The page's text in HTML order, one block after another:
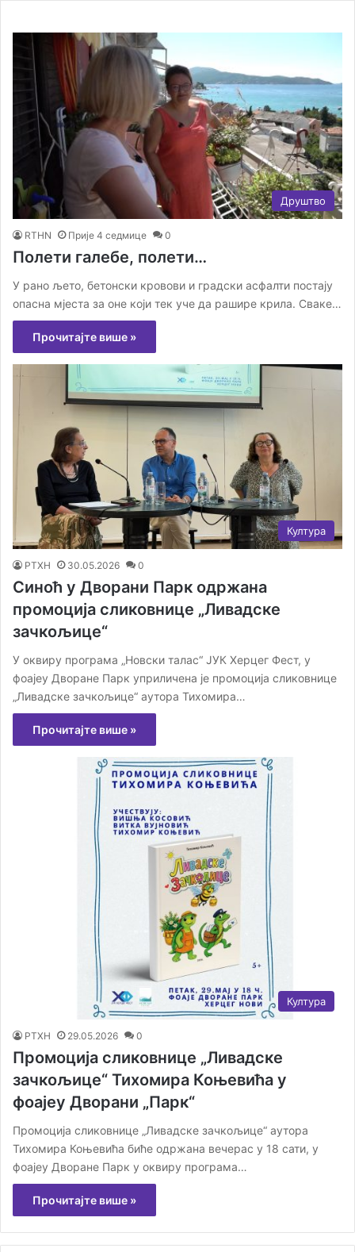
Друштво
RTHN Прије 4 седмице 0
Полети галебе, полети…
У рано љето, бетонски кровови и градски асфалти постају
опасна мјеста за оне који тек уче да рашире крила. Сваке…
Прочитајте више »
Култура
РТХН 30.05.2026 0
Синоћ у Дворани Парк одржана
промоција сликовнице „Ливадске
зачкољице“
У оквиру програма „Новски талас“ ЈУК Херцег Фест, у
фоајеу Дворане Парк уприличена је промоција сликовнице
„Ливадске зачкољице“ аутора Тихомира…
Прочитајте више »
Култура
РТХН 29.05.2026 0
Промоција сликовнице „Ливадске
зачкољице“ Тихомира Коњевића у
фоајеу Дворани „Парк“
Промоција сликовнице „Ливадске зачкољице“ аутора
Тихомира Коњевића биће одржана вечерас у 18 сати, у
фоајеу Дворане Парк у оквиру програма…
Прочитајте више »